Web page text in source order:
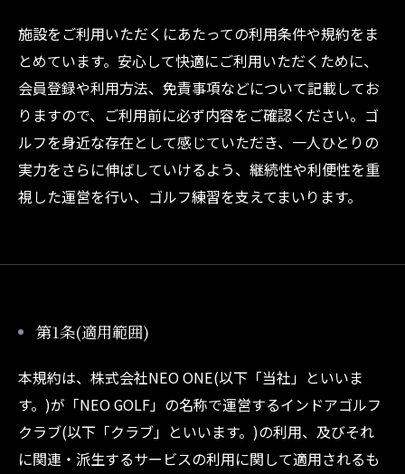
施設をご利用いただくにあたっての利用条件や規約をま
とめています。安心して快適にご利用いただくために、
会員登録や利用方法、免責事項などについて記載してお
りますので、ご利用前に必ず内容をご確認ください。ゴ
ルフを身近な存在として感じていただき、一人ひとりの
実力をさらに伸ばしていけるよう、継続性や利便性を重
視した運営を行い、ゴルフ練習を支えてまいります。
第1条(適用範囲)
本規約は、株式会社NEO ONE(以下「当社」といいま
す。)が「NEO GOLF」の名称で運営するインドアゴルフ
クラブ(以下「クラブ」といいます。)の利用、及びそれ
に関連・派生するサービスの利用に関して適用されるも